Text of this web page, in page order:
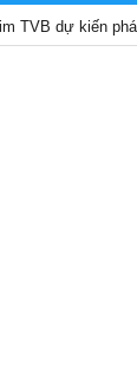
kiến phát sóng